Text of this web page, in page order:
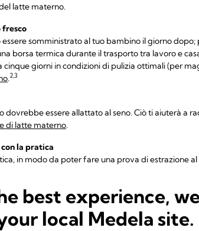
latte materno.
fresco
somministrato al tuo bambino il giorno
borsa termica durante il trasporto tra lavoro e
cinque giorni in condizioni di pulizia ottimali (per
.2,3
dovrebbe essere allattato al seno. Ciò ti aiuterà a
di latte materno.
la pratica
in modo da poter fare una prova di estrazione
il tuo latte prima di affrontare un'intera
vicino a dove lavori, effettuare pause per
una buona alternativa all'estrazione.
best experience,
local Medela site.